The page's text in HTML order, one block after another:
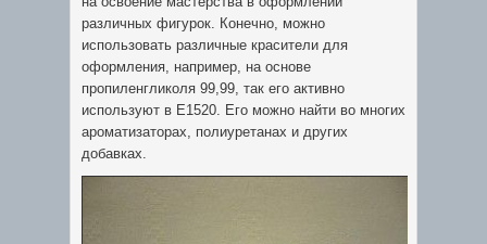
различных фигурок. Конечно, можно
использовать различные красители для
оформления, например, на основе
пропиленгликоля 99,99, так его активно
используют в Е1520. Его можно найти во многих
ароматизаторах, полиуретанах и других
добавках.